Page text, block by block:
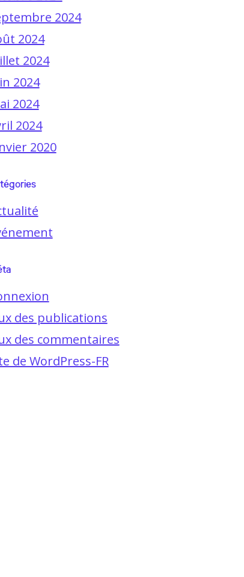
2024
2024
2024
2024
2024
2024
2020
des publications
des commentaires
de WordPress-FR